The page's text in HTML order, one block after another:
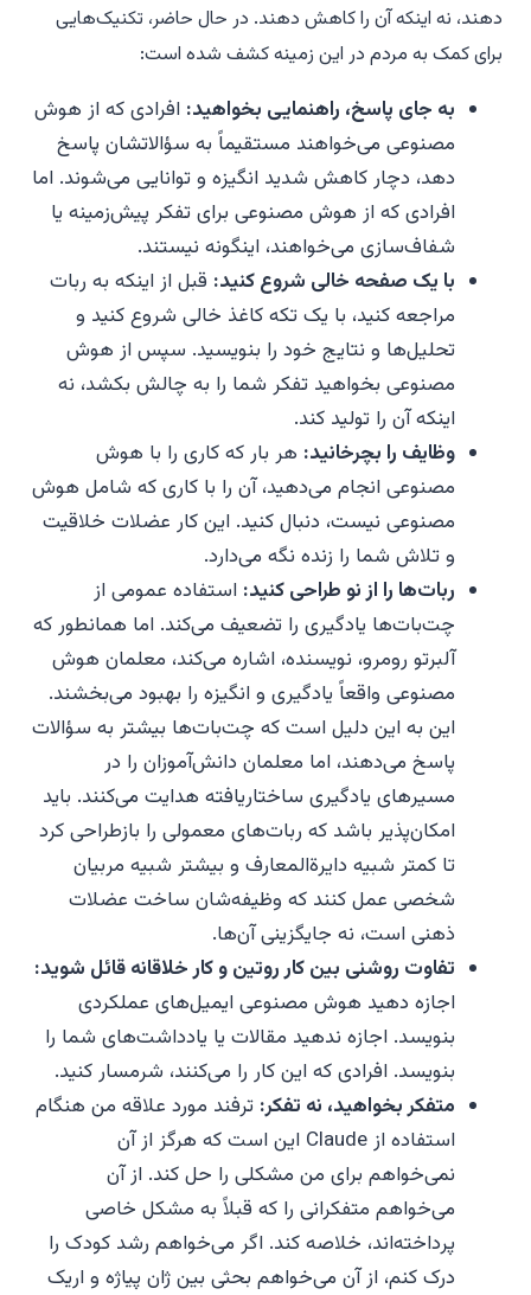
دهند، نه اینکه آن را کاهش دهند. در حال حاضر، تکنیک‌هایی
برای کمک به مردم در این زمینه کشف شده است:
به جای پاسخ، راهنمایی بخواهید: افرادی که از هوش
مصنوعی می‌خواهند مستقیماً به سؤالاتشان پاسخ
دهد، دچار کاهش شدید انگیزه و توانایی می‌شوند. اما
افرادی که از هوش مصنوعی برای تفکر پیش‌زمینه یا
شفاف‌سازی می‌خواهند، اینگونه نیستند.
با یک صفحه خالی شروع کنید: قبل از اینکه به ربات
مراجعه کنید، با یک تکه کاغذ خالی شروع کنید و
تحلیل‌ها و نتایج خود را بنویسید. سپس از هوش
مصنوعی بخواهید تفکر شما را به چالش بکشد، نه
اینکه آن را تولید کند.
وظایف را بچرخانید: هر بار که کاری را با هوش
مصنوعی انجام می‌دهید، آن را با کاری که شامل هوش
مصنوعی نیست، دنبال کنید. این کار عضلات خلاقیت
و تلاش شما را زنده نگه می‌دارد.
ربات‌ها را از نو طراحی کنید: استفاده عمومی از
چت‌بات‌ها یادگیری را تضعیف می‌کند. اما همانطور که
آلبرتو رومرو، نویسنده، اشاره می‌کند، معلمان هوش
مصنوعی واقعاً یادگیری و انگیزه را بهبود می‌بخشند.
این به این دلیل است که چت‌بات‌ها بیشتر به سؤالات
پاسخ می‌دهند، اما معلمان دانش‌آموزان را در
مسیرهای یادگیری ساختاریافته هدایت می‌کنند. باید
امکان‌پذیر باشد که ربات‌های معمولی را بازطراحی کرد
تا کمتر شبیه دایرةالمعارف و بیشتر شبیه مربیان
شخصی عمل کنند که وظیفه‌شان ساخت عضلات
ذهنی است، نه جایگزینی آن‌ها.
تفاوت روشنی بین کار روتین و کار خلاقانه قائل شوید:
اجازه دهید هوش مصنوعی ایمیل‌های عملکردی
بنویسد. اجازه ندهید مقالات یا یادداشت‌های شما را
بنویسد. افرادی که این کار را می‌کنند، شرمسار کنید.
متفکر بخواهید، نه تفکر: ترفند مورد علاقه من هنگام
استفاده از Claude این است که هرگز از آن
نمی‌خواهم برای من مشکلی را حل کند. از آن
می‌خواهم متفکرانی را که قبلاً به مشکل خاصی
پرداخته‌اند، خلاصه کند. اگر می‌خواهم رشد کودک را
درک کنم، از آن می‌خواهم بحثی بین ژان پیاژه و اریک